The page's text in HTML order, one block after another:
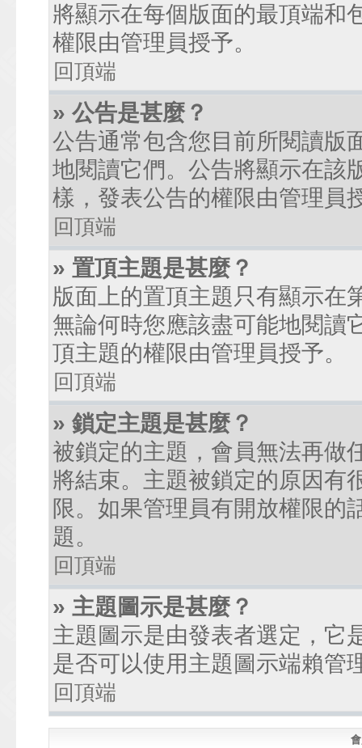
將顯示在每個版面的最頂端和
權限由管理員授予。
回頂端
» 公告是甚麼？
公告通常包含您目前所閱讀版
地閱讀它們。公告將顯示在該
樣，發表公告的權限由管理員
回頂端
» 置頂主題是甚麼？
版面上的置頂主題只有顯示在
無論何時您應該盡可能地閱讀
頂主題的權限由管理員授予。
回頂端
» 鎖定主題是甚麼？
被鎖定的主題，會員無法再做
將結束。主題被鎖定的原因有
限。如果管理員有開放權限的
題。
回頂端
» 主題圖示是甚麼？
主題圖示是由發表者選定，它
是否可以使用主題圖示端賴管
回頂端